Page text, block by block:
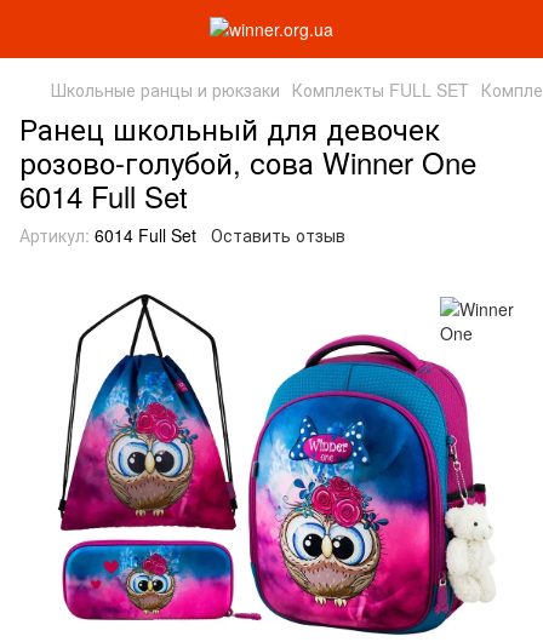
Школьные ранцы и рюкзаки Комплекты FULL SET
Ранец школьный для девочек
розово-голубой, сова Winner One
6014 Full Set
Артикул: 6014 Full Set Оставить отзыв